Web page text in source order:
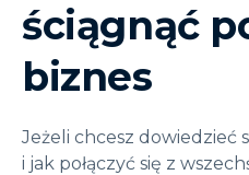
ściągnąć
biznes
Jeżeli chcesz dowiedzieć
i jak połączyć się z